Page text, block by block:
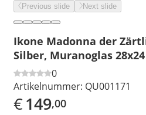
Previous slide Next slide
Ikone Madonna der
Silber, Muranoglas
0
Artikelnummer: QU001171
€149,00